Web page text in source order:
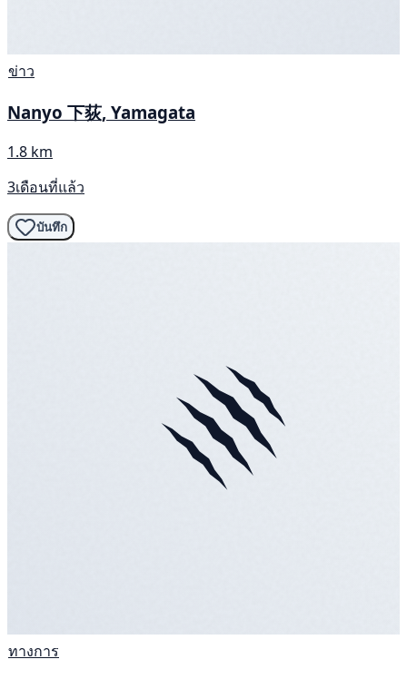
ข่าว
Nanyo 下荻, Yamagata
1.8 km
3เดือนที่แล้ว
บันทึก
ทางการ